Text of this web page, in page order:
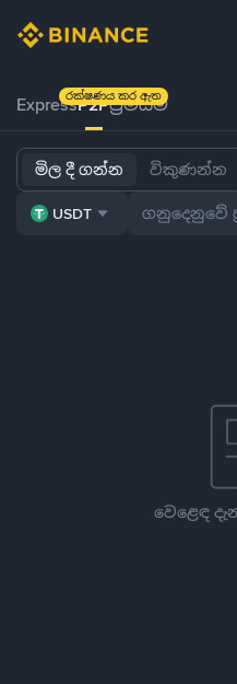
ExpressP2Pප්‍රිමියම්
රක්ෂණය කර ඇත
මිල දී ගන්න විකුණන්න
USDT
වෙළෙඳ